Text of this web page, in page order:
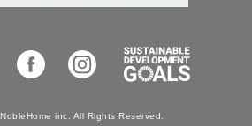
NobleHome inc. All Rights Reserved.